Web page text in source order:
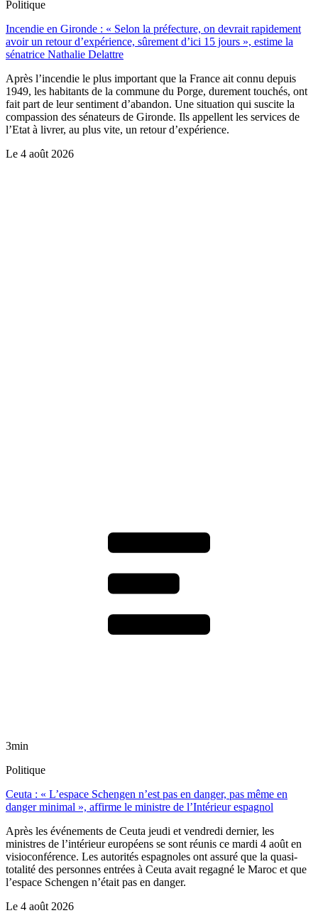
Politique
Incendie en Gironde : « Selon la préfecture, on devrait rapidement
avoir un retour d’expérience, sûrement d’ici 15 jours », estime la
sénatrice Nathalie Delattre
Après l’incendie le plus important que la France ait connu depuis
1949, les habitants de la commune du Porge, durement touchés, ont
fait part de leur sentiment d’abandon. Une situation qui suscite la
compassion des sénateurs de Gironde. Ils appellent les services de
l’Etat à livrer, au plus vite, un retour d’expérience.
Le 4 août 2026
3min
Politique
Ceuta : « L’espace Schengen n’est pas en danger, pas même en
danger minimal », affirme le ministre de l’Intérieur espagnol
Après les événements de Ceuta jeudi et vendredi dernier, les
ministres de l’intérieur européens se sont réunis ce mardi 4 août en
visioconférence. Les autorités espagnoles ont assuré que la quasi-
totalité des personnes entrées à Ceuta avait regagné le Maroc et que
l’espace Schengen n’était pas en danger.
Le 4 août 2026